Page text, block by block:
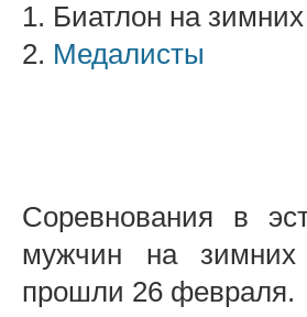
1. Биатлон на
2. Медалисты
Соревнования в
мужчин на зимних
прошли 26 февраля.